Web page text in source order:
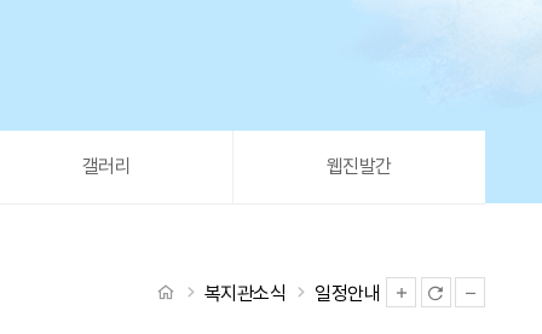
갤러리 웹진발간
처음으로
복지관소식 일정안내